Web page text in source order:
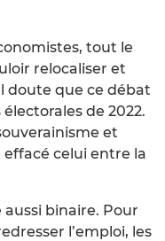
tout le
relocaliser et
doute que ce débat
de 2022.
et
celui entre la
aussi binaire. Pour
l’emploi, les